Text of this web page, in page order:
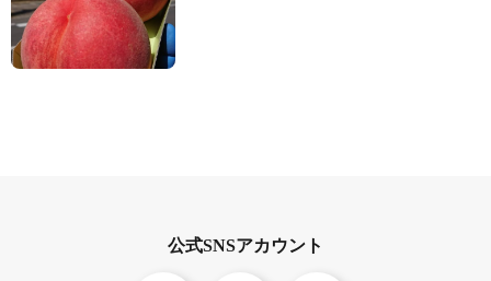
公式SNSアカウント